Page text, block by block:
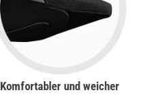
Komfortabler und weicher